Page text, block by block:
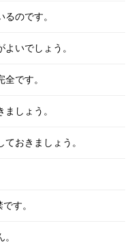
のです。
いでしょう。
です。
しょう。
おきましょう。
す。